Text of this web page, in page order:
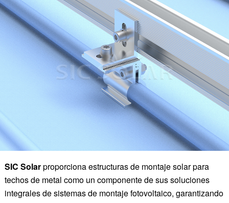
SIC Solarproporciona estructuras de montaje solar para
techos de metal como un componente de sus soluciones
integrales de sistemas de montaje fotovoltaico, garantizando